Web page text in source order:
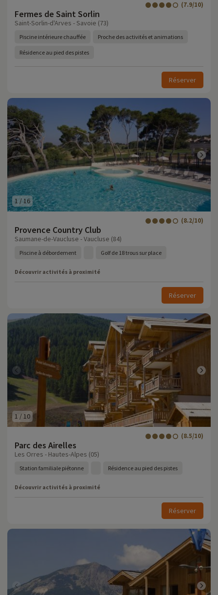
Fermes de Saint Sorlin
(7.9/10)
Saint-Sorlin-d'Arves - Savoie (73)
Piscine intérieure chauffée Proche des activités et animations
Résidence au pied des pistes
Réserver
1 /16
Provence Country Club
(8.2/10)
Saumane-de-Vaucluse - Vaucluse (84)
Piscine à débordement Golf de 18 trous sur place
Découvrir activités à proximité
Réserver
1 /10
Parc des Airelles
(8.5/10)
Les Orres - Hautes-Alpes (05)
Station familiale piétonne Résidence au pied des pistes
Découvrir activités à proximité
Réserver